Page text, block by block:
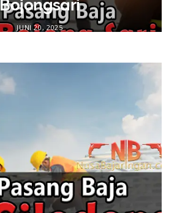
Bojongsari
JUNI 20, 2025